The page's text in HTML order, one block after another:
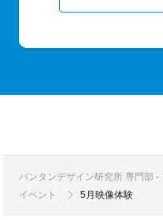
バンタンデザイン研究所 専門部
イベント
5月映像体験